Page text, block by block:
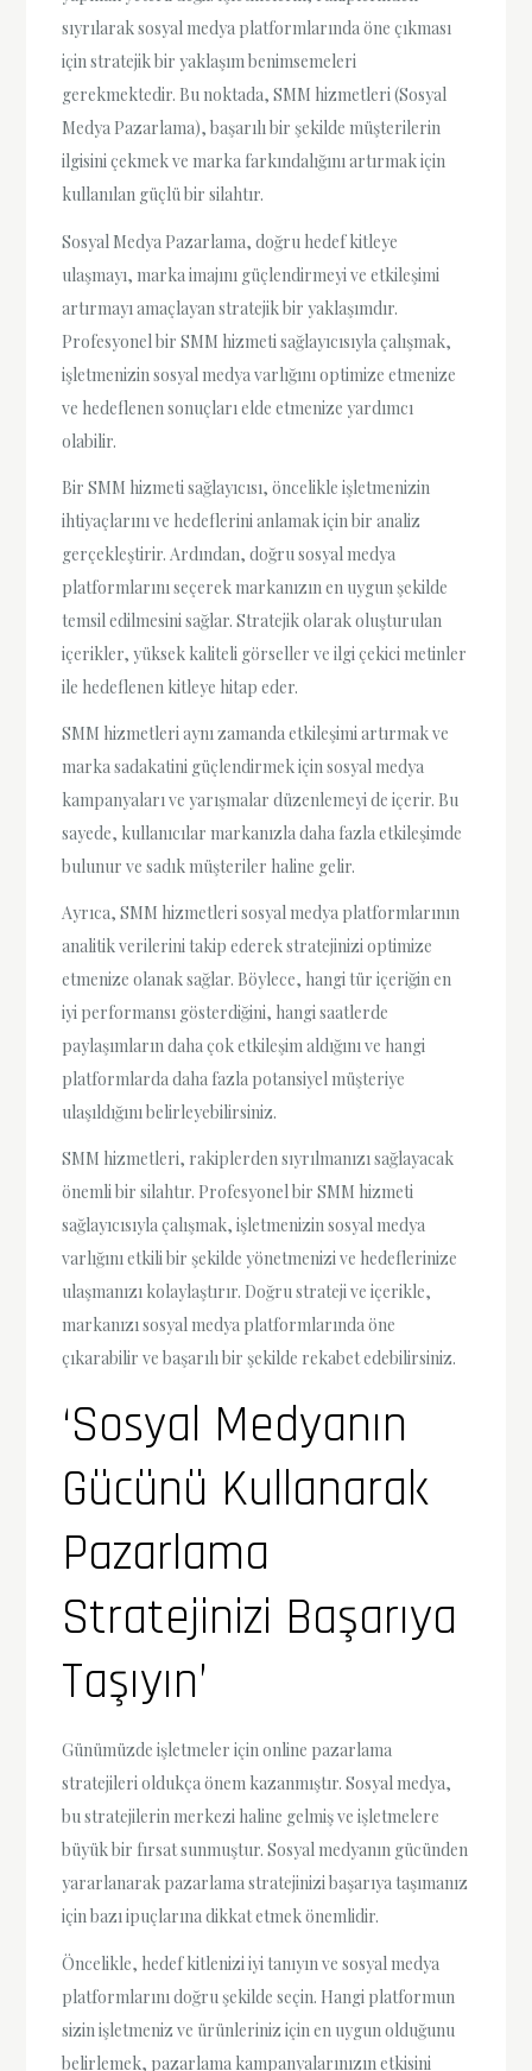
sıyrılarak sosyal medya platformlarında öne çıkması
için stratejik bir yaklaşım benimsemeleri
gerekmektedir. Bu noktada, SMM hizmetleri (Sosyal
Medya Pazarlama), başarılı bir şekilde müşterilerin
ilgisini çekmek ve marka farkındalığını artırmak için
kullanılan güçlü bir silahtır.
Sosyal Medya Pazarlama, doğru hedef kitleye
ulaşmayı, marka imajını güçlendirmeyi ve etkileşimi
artırmayı amaçlayan stratejik bir yaklaşımdır.
Profesyonel bir SMM hizmeti sağlayıcısıyla çalışmak,
işletmenizin sosyal medya varlığını optimize etmenize
ve hedeflenen sonuçları elde etmenize yardımcı
olabilir.
Bir SMM hizmeti sağlayıcısı, öncelikle işletmenizin
ihtiyaçlarını ve hedeflerini anlamak için bir analiz
gerçekleştirir. Ardından, doğru sosyal medya
platformlarını seçerek markanızın en uygun şekilde
temsil edilmesini sağlar. Stratejik olarak oluşturulan
içerikler, yüksek kaliteli görseller ve ilgi çekici metinler
ile hedeflenen kitleye hitap eder.
SMM hizmetleri aynı zamanda etkileşimi artırmak ve
marka sadakatini güçlendirmek için sosyal medya
kampanyaları ve yarışmalar düzenlemeyi de içerir. Bu
sayede, kullanıcılar markanızla daha fazla etkileşimde
bulunur ve sadık müşteriler haline gelir.
Ayrıca, SMM hizmetleri sosyal medya platformlarının
analitik verilerini takip ederek stratejinizi optimize
etmenize olanak sağlar. Böylece, hangi tür içeriğin en
iyi performansı gösterdiğini, hangi saatlerde
paylaşımların daha çok etkileşim aldığını ve hangi
platformlarda daha fazla potansiyel müşteriye
ulaşıldığını belirleyebilirsiniz.
SMM hizmetleri, rakiplerden sıyrılmanızı sağlayacak
önemli bir silahtır. Profesyonel bir SMM hizmeti
sağlayıcısıyla çalışmak, işletmenizin sosyal medya
varlığını etkili bir şekilde yönetmenizi ve hedeflerinize
ulaşmanızı kolaylaştırır. Doğru strateji ve içerikle,
markanızı sosyal medya platformlarında öne
çıkarabilir ve başarılı bir şekilde rekabet edebilirsiniz.
‘Sosyal Medyanın
Gücünü Kullanarak
Pazarlama
Stratejinizi Başarıya
Taşıyın’
Günümüzde işletmeler için online pazarlama
stratejileri oldukça önem kazanmıştır. Sosyal medya,
bu stratejilerin merkezi haline gelmiş ve işletmelere
büyük bir fırsat sunmuştur. Sosyal medyanın gücünden
yararlanarak pazarlama stratejinizi başarıya taşımanız
için bazı ipuçlarına dikkat etmek önemlidir.
Öncelikle, hedef kitlenizi iyi tanıyın ve sosyal medya
platformlarını doğru şekilde seçin. Hangi platformun
sizin işletmeniz ve ürünleriniz için en uygun olduğunu
belirlemek, pazarlama kampanyalarınızın etkisini